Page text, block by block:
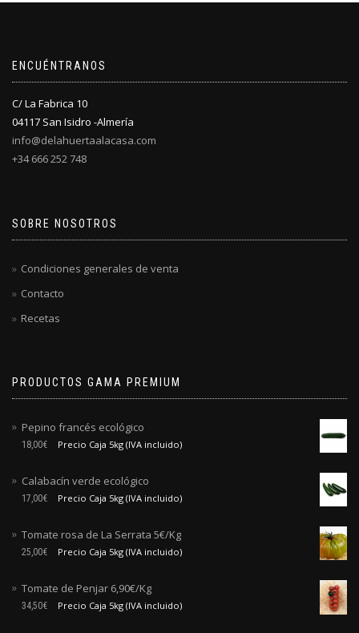
ENCUÉNTRANOS
C/ La Fabrica 10
04117 San Isidro -Almería
info@delahuertaalacasa.com
+34 666 252 748
SOBRE NOSOTROS
Condiciones generales de venta
Contacto
Recetas
PRODUCTOS GAMA PREMIUM
Pepino francés ecológico
18,00€ Precio Caja 5kg (IVA incluido)
Calabacín verde ecológico
17,00€ Precio Caja 5kg (IVA incluido)
Tomate rosa de La Serrata 5€/Kg
25,00€ Precio Caja 5kg (IVA incluido)
Tomate de Penjar 6,90€/Kg
34,50€ Precio Caja 5kg (IVA incluido)